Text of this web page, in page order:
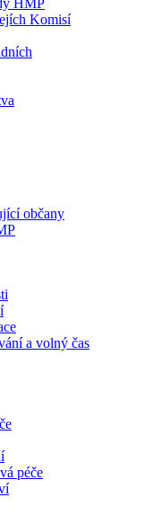
HMP
Komisí
občany
a volný čas
péče